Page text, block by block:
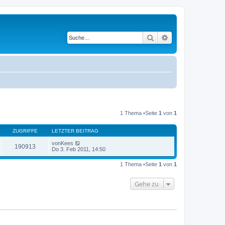
Suche
1 Thema •Seite 1 von 1
ZUGRIFFE LETZTER BEITRAG
190913 vonKees
Do 3. Feb 2011, 14:50
1 Thema •Seite 1 von 1
Gehe zu